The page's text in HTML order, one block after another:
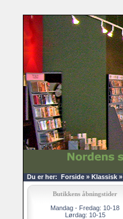
Du er her: Forside » Klassisk »
Butikkens åbningstider
Mandag - Fredag: 10-18
Lørdag: 10-15